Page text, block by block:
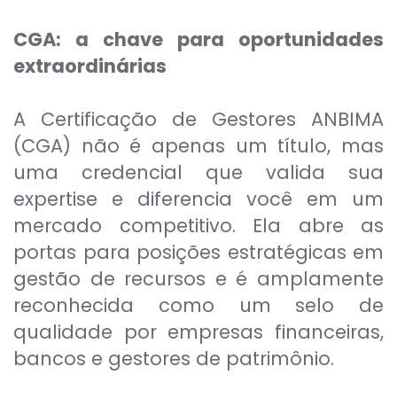
CGA: a chave para oportunidades
extraordinárias
A Certificação de Gestores ANBIMA
(CGA) não é apenas um título, mas
uma credencial que valida sua
expertise e diferencia você em um
mercado competitivo. Ela abre as
portas para posições estratégicas em
gestão de recursos e é amplamente
reconhecida como um selo de
qualidade por empresas financeiras,
bancos e gestores de patrimônio.